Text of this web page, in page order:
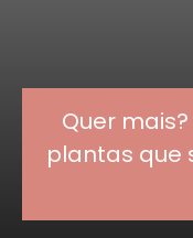
Quer
plantas que